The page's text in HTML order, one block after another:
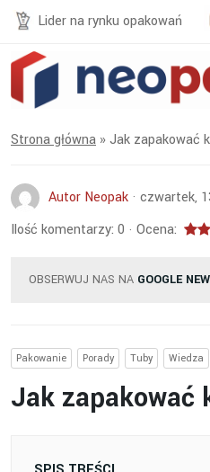
Lider na rynku opakowań
Strona główna »Jak zapakować
Autor Neopak · czwartek,
Ilość komentarzy: 0 · Ocena:
OBSERWUJ NAS NA GOOGLE
Pakowanie Porady Tuby Wiedza
Jak zapakować